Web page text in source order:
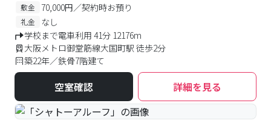
敷金 70,000円／契約時お預り
礼金
なし
学校まで電車利用 41分 12176m
大阪メトロ御堂筋線大国町駅 徒歩2分
築22年／鉄骨7階建て
空室確認 詳細を見る